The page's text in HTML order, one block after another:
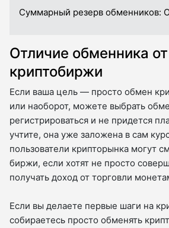
Суммарный резерв обменников:
Отличие обменника от
криптобиржи
Если ваша цель — просто обмен
или наоборот, можете выбрать
регистрироваться и не придется
учтите, она уже заложена в сам
пользователи крипторынка могут
биржи, если хотят не просто
получать доход от торговли
Если вы делаете первые шаги на
собираетесь просто обменять